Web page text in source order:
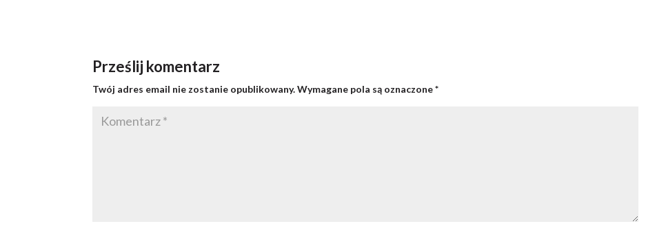
Prześlij komentarz
Twój adres email nie zostanie opublikowany. Wymagane pola są oznaczone*